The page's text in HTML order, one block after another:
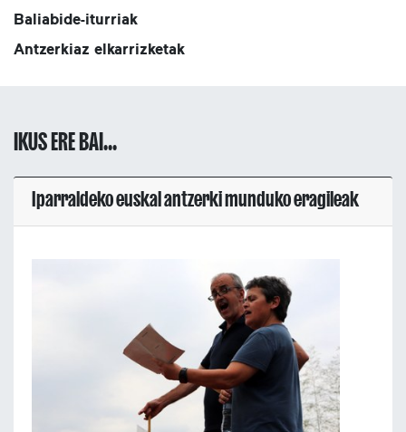
Baliabide-iturriak
Antzerkiaz elkarrizketak
IKUS ERE BAI...
Iparraldeko euskal antzerki munduko eragileak